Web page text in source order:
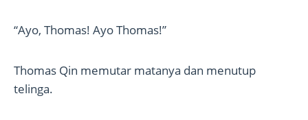
“Ayo, Thomas! Ayo Thomas!”
Thomas Qin memutar matanya dan menutup
telinga.